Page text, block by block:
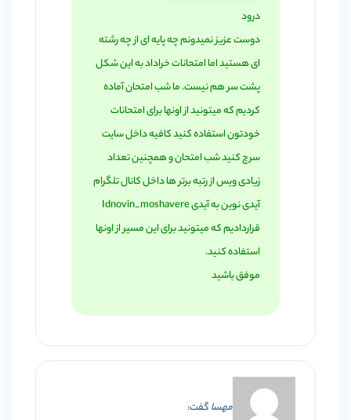
درود
دوست عزیز نمیدونم چه پایه ای از چه رشته
ای هستید اما امتحانات خراداد به این شکل
پشت سر هم نیست. ما شب امتحان آماده
کردیم که میتونید از اونها برای امتحانات
خودتون استفاده کنید کافیه داخل سایت
سرچ کنید شب امتحان و همچنین تعداد
زیادی ویس از رتبه برتر ها داخل کانال تلگرام
آیدی نوین به آیدی Idnovin_moshavere
قراردادیم که میتونید برای این مسیر از اونها
استفاده کنید.
موفق باشید
مهساگفت: